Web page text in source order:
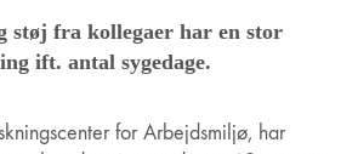
støj fra kollegaer har en stor
ift. antal sygedage.
for Arbejdsmiljø, har